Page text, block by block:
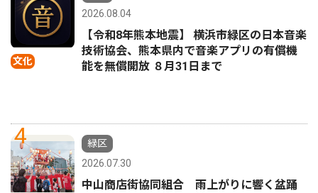
文化
2026.08.04
【令和8年熊本地震】 横浜市緑区の日本音楽
技術協会、熊本県内で音楽アプリの有償機
能を無償開放 ８月31日まで
4
緑区
2026.07.30
中山商店街協同組合 雨上がりに響く盆踊